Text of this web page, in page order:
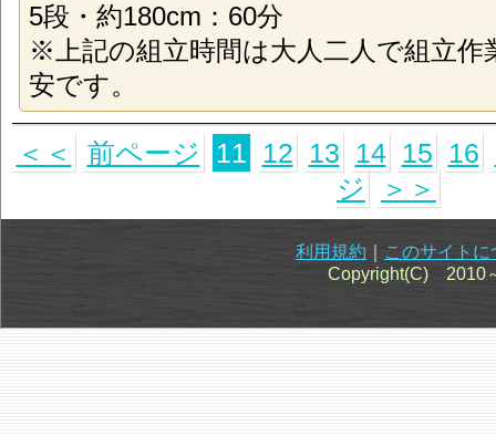
5段・約180cm：60分
※上記の組立時間は大人二人で組立作
安です。
＜＜ 前ページ 11 12 13 14 15 16
ジ
＞＞
利用規約
このサイトに
Copyright(C) 2010